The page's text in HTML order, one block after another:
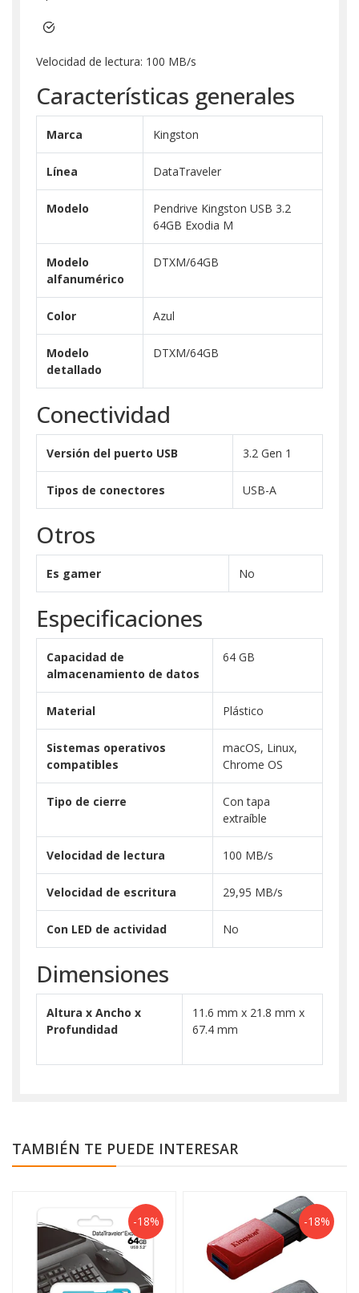
Velocidad de lectura: 100 MB/s
Características generales
Marca Kingston
Línea DataTraveler
Modelo
Pendrive Kingston USB 3.2
64GB Exodia M
Modelo
alfanumérico
DTXM/64GB
Color Azul
Modelo
detallado
DTXM/64GB
Conectividad
Versión del puerto USB 3.2 Gen 1
Tipos de conectores USB-A
Otros
Es gamer No
Especificaciones
Capacidad de
almacenamiento de datos
64 GB
Material Plástico
Sistemas operativos
compatibles
macOS, Linux,
Chrome OS
Tipo de cierre
Con tapa
extraíble
Velocidad de lectura 100 MB/s
Velocidad de escritura 29,95 MB/s
Con LED de actividad No
Dimensiones
Altura x Ancho x
Profundidad
11.6 mm x 21.8 mm x
67.4 mm
TAMBIÉN TE PUEDE INTERESAR
-18% -18%